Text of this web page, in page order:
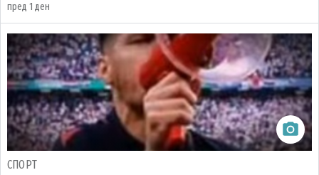
пред 1 ден
СПОРТ